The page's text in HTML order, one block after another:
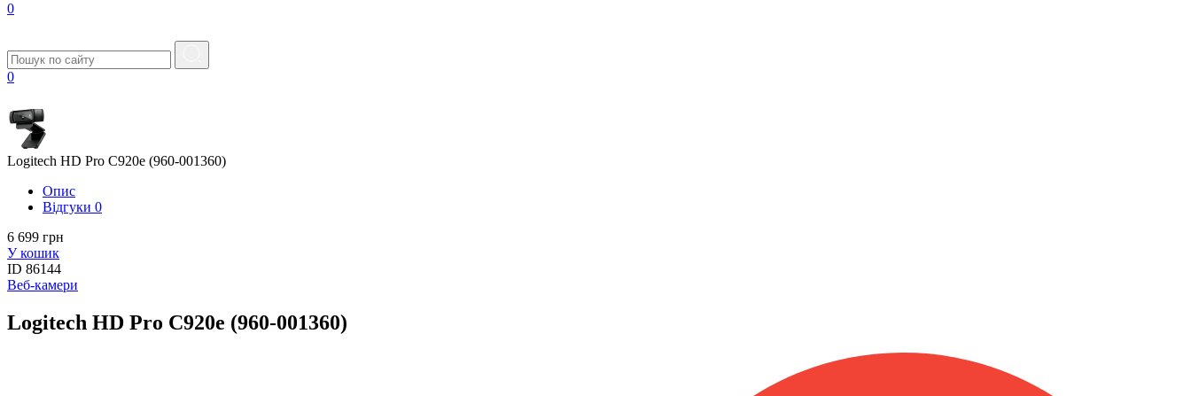
0
0
Logitech HD Pro C920e (960-001360)
Опис
Вiдгуки 0
6 699 грн
У кошик
ID 86144
Веб-камери
Logitech HD Pro C920e (960-001360)